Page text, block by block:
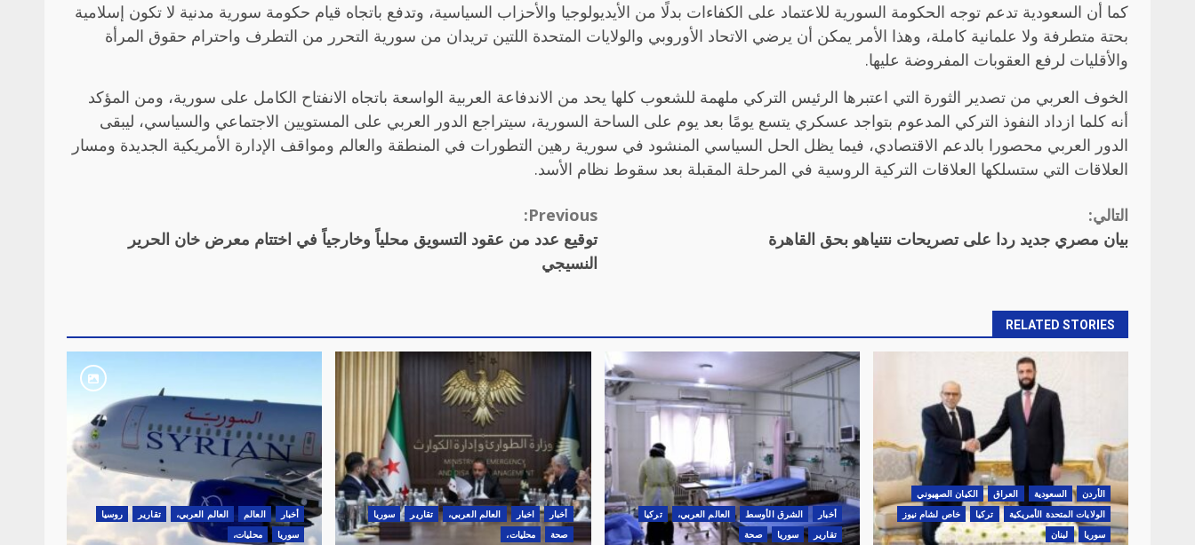
كما أن السعودية تدعم توجه الحكومة السورية للاعتماد على الكفاءات بدلًا من الأيديولوجيا والأحزاب السياسية، وتدفع باتجاه قيام حكومة سورية مدنية لا تكون إسلامية
بحتة متطرفة ولا علمانية كاملة، وهذا الأمر يمكن أن يرضي الاتحاد الأوروبي والولايات المتحدة اللتين تريدان من سورية التحرر من التطرف واحترام حقوق المرأة
والأقليات لرفع العقوبات المفروضة عليها.
الخوف العربي من تصدير الثورة التي اعتبرها الرئيس التركي ملهمة للشعوب كلها يحد من الاندفاعة العربية الواسعة باتجاه الانفتاح الكامل على سورية، ومن المؤكد
أنه كلما ازداد النفوذ التركي المدعوم بتواجد عسكري يتسع يومًا بعد يوم على الساحة السورية، سيتراجع الدور العربي على المستويين الاجتماعي والسياسي، ليبقى
الدور العربي محصورا بالدعم الاقتصادي، فيما يظل الحل السياسي المنشود في سورية رهين التطورات في المنطقة والعالم ومواقف الإدارة الأمريكية الجديدة ومسار
العلاقات التي ستسلكها العلاقات التركية الروسية في المرحلة المقبلة بعد سقوط نظام الأسد.
Continue
Reading
Previous:
توقيع عدد من عقود التسويق محلياً وخارجياً في اختتام معرض خان الحرير
النسيجي
التالي:
بيان مصري جديد ردا على تصريحات نتنياهو بحق القاهرة
RELATED STORIES
أخبار العالم العالم العربي، تقارير
روسيا
سوريا
محليات،
أخبار اخبار العالم العربي، تقارير
سوريا
صحة
محليات،
أخبار الشرق الأوسط العالم العربي،
تركيا
تقارير
سوريا صحة
الأردن السعودية العراق
الكيان الصهيوني
الولايات المتحدة الأمريكية
تركيا
خاص لشام نيوز
سوريا
لبنان